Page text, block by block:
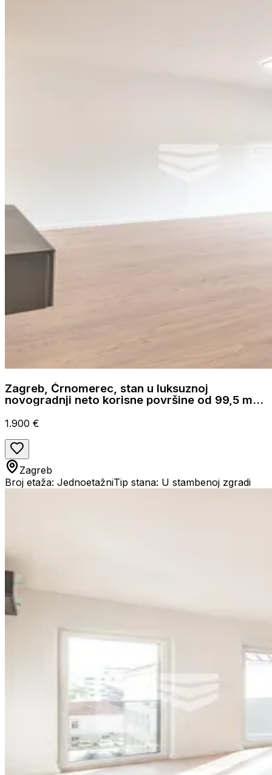
Zagreb, Črnomerec, stan u luksuznoj
novogradnji neto korisne površine od 99,5 m²
1.900 €
Zagreb
Broj etaža: JednoetažniTip stana: U stambenoj zgradi